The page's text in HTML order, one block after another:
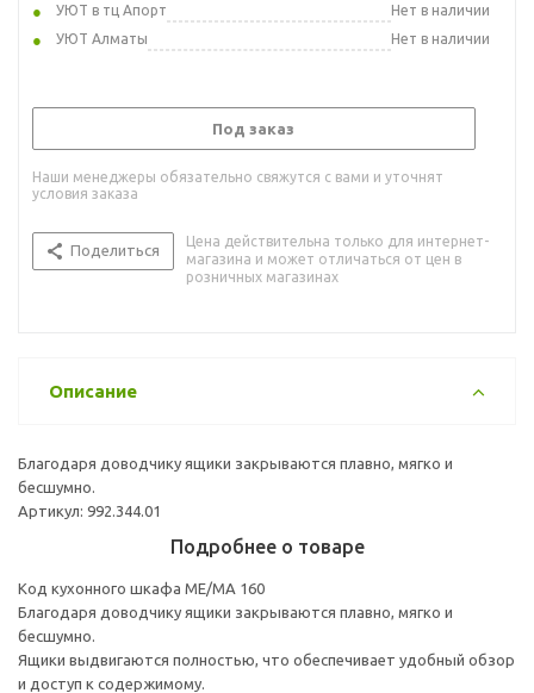
УЮТ в тц Апорт
Нет в наличии
УЮТ Алматы
Нет в наличии
Под заказ
Наши менеджеры обязательно свяжутся с вами и уточнят
условия заказа
Поделиться
Цена действительна только для интернет-
магазина и может отличаться от цен в
розничных магазинах
Описание
Благодаря доводчику ящики закрываются плавно, мягко и
бесшумно.
Артикул: 992.344.01
Подробнее о товаре
Код кухонного шкафа ME/MA 160
Благодаря доводчику ящики закрываются плавно, мягко и
бесшумно.
Ящики выдвигаются полностью, что обеспечивает удобный обзор
и доступ к содержимому.